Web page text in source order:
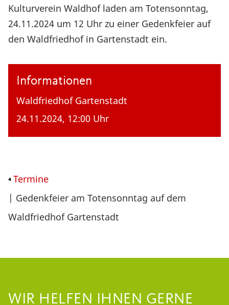
Kulturverein Waldhof laden am Totensonntag,
24.11.2024 um 12 Uhr zu einer Gedenkfeier auf
den Waldfriedhof in Gartenstadt ein.
Informationen
Waldfriedhof Gartenstadt
24.11.2024, 12:00 Uhr
Termine
| Gedenkfeier am Totensonntag auf dem
Waldfriedhof Gartenstadt
WIR HELFEN IHNEN GERNE